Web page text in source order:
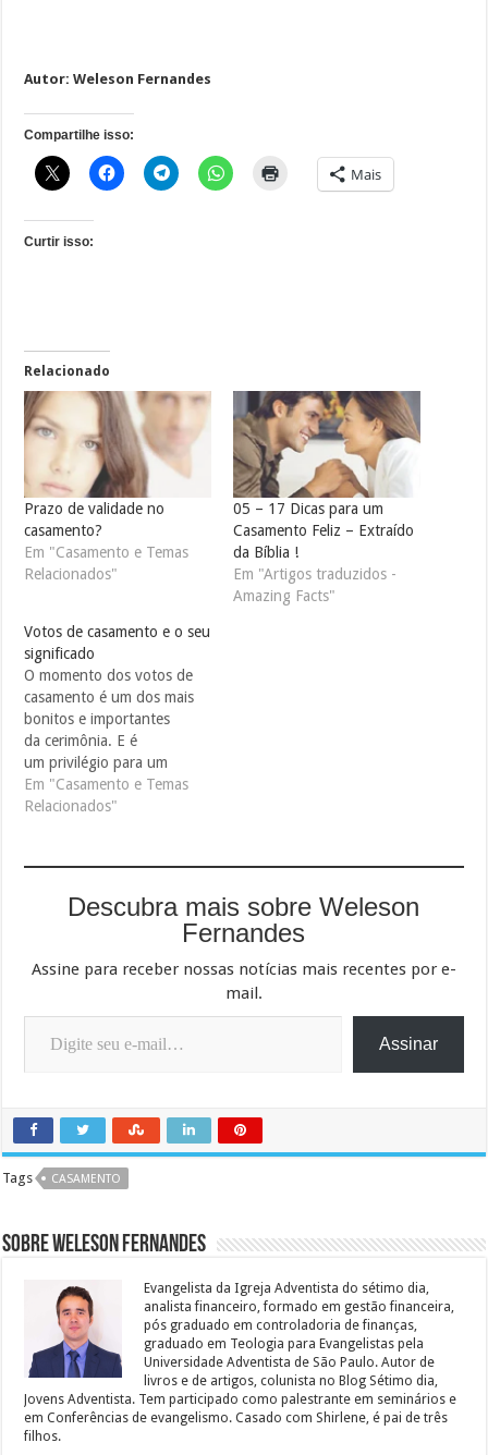
Autor: Weleson Fernandes
Compartilhe isso:
Mais
Curtir isso:
Relacionado
Prazo de validade no
casamento?
Em "Casamento e Temas
Relacionados"
05 – 17 Dicas para um
Casamento Feliz – Extraído
da Bíblia !
Em "Artigos traduzidos -
Amazing Facts"
Votos de casamento e o seu
significado
O momento dos votos de
casamento é um dos mais
bonitos e importantes
da cerimônia. E é
um privilégio para um
pastor pode levar os noivos
a fazerem esses votos no
início a uma nova vida
mulher. Todas as vezes que
Em "Casamento e Temas
Relacionados"
Descubra mais sobre Weleson
Fernandes
Assine para receber nossas notícias mais recentes por e-
mail.
Digite seu e-mail…
Assinar
Tags CASAMENTO
Sobre Weleson Fernandes
Evangelista da Igreja Adventista do sétimo dia,
analista financeiro, formado em gestão financeira,
pós graduado em controladoria de finanças,
graduado em Teologia para Evangelistas pela
Universidade Adventista de São Paulo. Autor de
livros e de artigos, colunista no Blog Sétimo dia,
Jovens Adventista. Tem participado como palestrante em seminários e
em Conferências de evangelismo. Casado com Shirlene, é pai de três
filhos.